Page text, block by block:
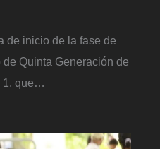
de inicio de la fase de
Quinta Generación de
1, que…